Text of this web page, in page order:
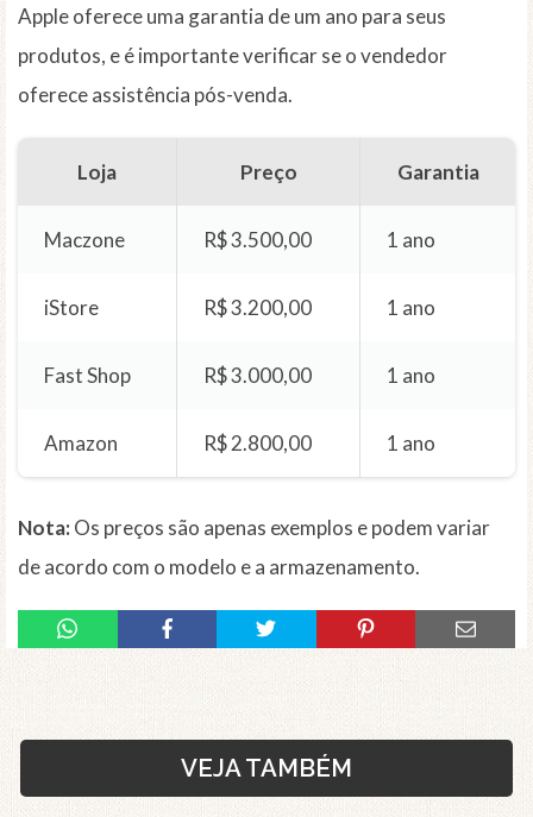
Apple oferece uma garantia de um ano para seus
produtos, e é importante verificar se o vendedor
oferece assistência pós-venda.
Loja Preço Garantia
Maczone R$ 3.500,00 1 ano
iStore R$ 3.200,00 1 ano
Fast Shop R$ 3.000,00 1 ano
Amazon R$ 2.800,00 1 ano
Nota:Os preços são apenas exemplos e podem variar
de acordo com o modelo e a armazenamento.
VEJA TAMBÉM